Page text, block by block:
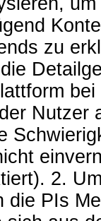
zu
Nutzer
2.
die PIs